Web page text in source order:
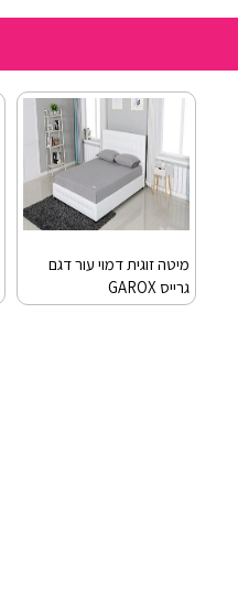
מיטה זוגית דמוי עור דגם
גרייס GAROX